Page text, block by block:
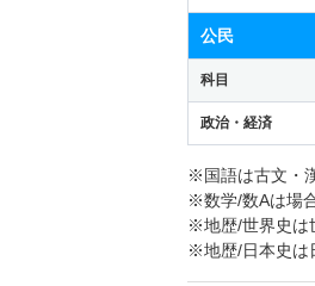
公民
科目
政治・経済
※国語は古文・
※数学/数Aは場
※地歴/世界史は
※地歴/日本史は